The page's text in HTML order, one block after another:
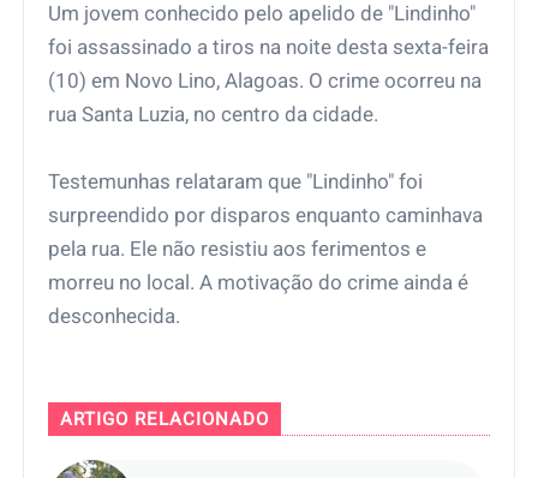
Um jovem conhecido pelo apelido de "Lindinho"
foi assassinado a tiros na noite desta sexta-feira
(10) em Novo Lino, Alagoas. O crime ocorreu na
rua Santa Luzia, no centro da cidade.
Testemunhas relataram que "Lindinho" foi
surpreendido por disparos enquanto caminhava
pela rua. Ele não resistiu aos ferimentos e
morreu no local. A motivação do crime ainda é
desconhecida.
ARTIGO RELACIONADO